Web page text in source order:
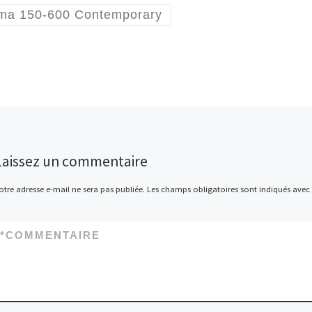
150-600 Contemporary
un commentaire
adresse e-mail ne sera pas publiée. Les champs obligatoires sont indiqués avec
COMMENTAIRE
*